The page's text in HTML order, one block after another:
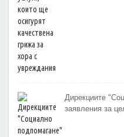
Дирекциите
заявления за